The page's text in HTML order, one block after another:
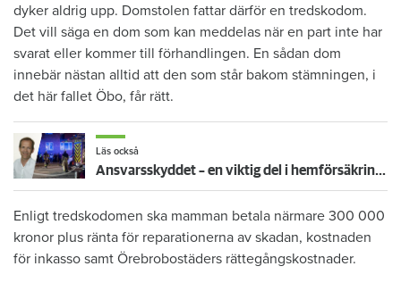
dyker aldrig upp. Domstolen fattar därför en tredskodom.
Det vill säga en dom som kan meddelas när en part inte har
svarat eller kommer till förhandlingen. En sådan dom
innebär nästan alltid att den som står bakom stämningen, i
det här fallet Öbo, får rätt.
Läs också
Ansvarsskyddet – en viktig del i hemförsäkringen
Enligt tredskodomen ska mamman betala närmare 300 000
kronor plus ränta för reparationerna av skadan, kostnaden
för inkasso samt Örebrobostäders rättegångskostnader.